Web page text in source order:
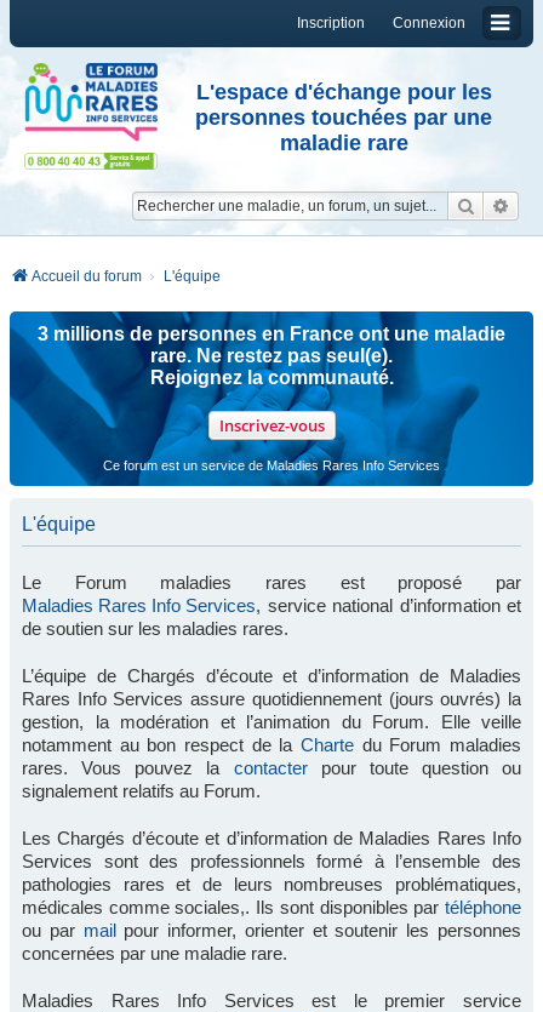
Connexion
Inscription
L'espace d'échange pour les
personnes touchées par une
maladie rare
Accueil du forum L'équipe
3 millions de personnes en France ont une maladie
rare. Ne restez pas seul(e).
Rejoignez la communauté.
Inscrivez-vous
Ce forum est un service de Maladies Rares Info Services
L'équipe
Le Forum maladies rares est proposé par
Maladies Rares Info Services, service national d’information et
de soutien sur les maladies rares.
L’équipe de Chargés d’écoute et d’information de Maladies
Rares Info Services assure quotidiennement (jours ouvrés) la
gestion, la modération et l’animation du Forum. Elle veille
notamment au bon respect de la Charte du Forum maladies
rares. Vous pouvez la contacterpour toute question ou
signalement relatifs au Forum.
Les Chargés d’écoute et d’information de Maladies Rares Info
Services sont des professionnels formé à l’ensemble des
pathologies rares et de leurs nombreuses problématiques,
médicales comme sociales,. Ils sont disponibles par téléphone
ou par mailpour informer, orienter et soutenir les personnes
concernées par une maladie rare.
Maladies Rares Info Services est le premier service